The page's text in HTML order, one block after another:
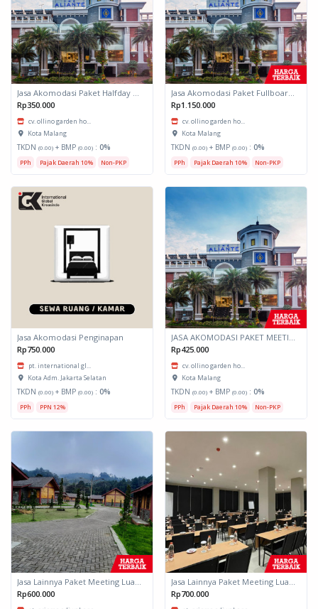
Rp350.000
cv. ollino garden ho...
Kota Malang
TKDN (0.00) + BMP (0.00) : 0%
PPh Pajak Daerah 10% Non-PKP
Rp1.150.000
cv. ollino garden ho...
Kota Malang
TKDN (0.00) + BMP (0.00) : 0%
PPh Pajak Daerah 10% Non-PKP
Jasa Akomodasi Penginapan
Rp750.000
pt. international gl...
Kota Adm. Jakarta Selatan
TKDN (0.00) + BMP (0.00) : 0%
PPh PPN 12%
Rp425.000
cv. ollino garden ho...
Kota Malang
TKDN (0.00) + BMP (0.00) : 0%
PPh Pajak Daerah 10% Non-PKP
Jasa Lainnya Paket Meeting Luar Kota Hari Bumi 2
Rp600.000
Jasa Lainnya Paket Meeting Luar Kota Hari Bumi 1
Rp700.000